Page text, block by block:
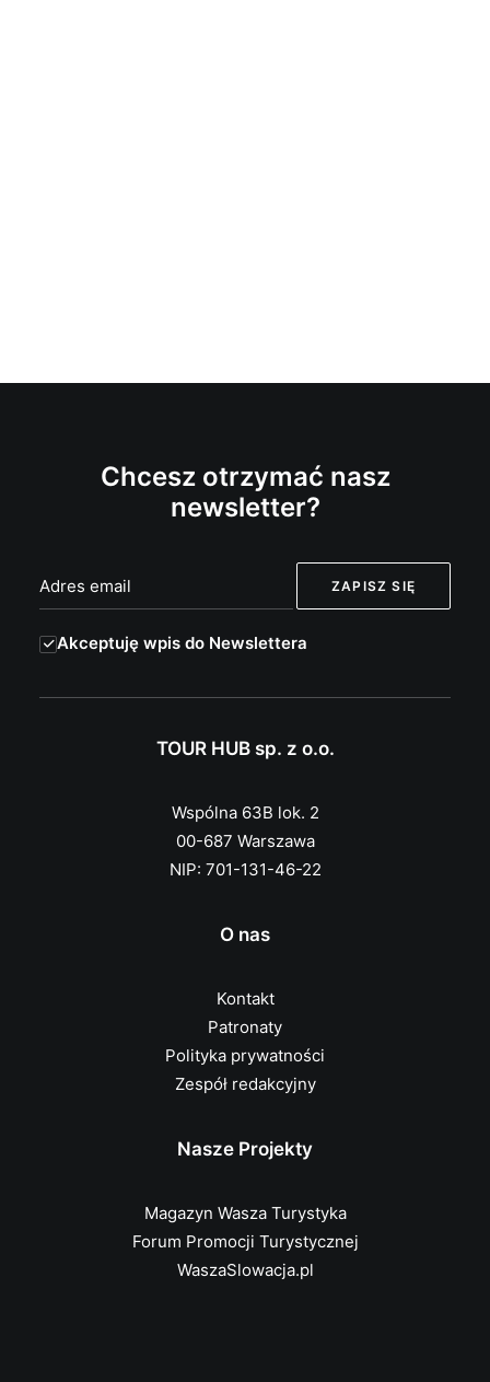
Chcesz otrzymać nasz
newsletter?
Akceptuję wpis do Newslettera
TOUR HUB sp. z o.o.
Wspólna 63B lok. 2
00-687 Warszawa
NIP: 701-131-46-22
O nas
Kontakt
Patronaty
Polityka prywatności
Zespół redakcyjny
Nasze Projekty
Magazyn Wasza Turystyka
Forum Promocji Turystycznej
WaszaSlowacja.pl